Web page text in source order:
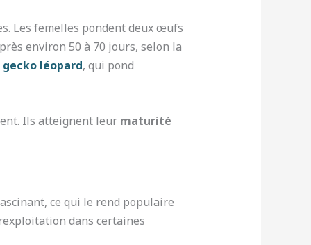
Les femelles pondent deux œufs
environ 50 à 70 jours, selon la
léopard, qui pond
Ils atteignent leur maturité
ce qui le rend populaire
dans certaines